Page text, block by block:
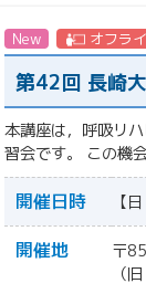
New オフラ
第42回 長崎
本講座は，呼吸リ
習会です。 この機
開催日時 【
開催地
〒
（